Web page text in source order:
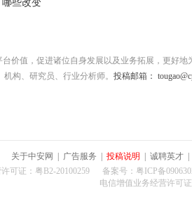
些改变
台价值，促进诸位自身发展以及业务拓展，更好
构、研究员、行业分析师。 投稿邮箱：
关于中安网 广告服务 投稿说明 诚聘英才
可证：粤B2-20100259 备案号：粤ICP备
电信增值业务经营许可